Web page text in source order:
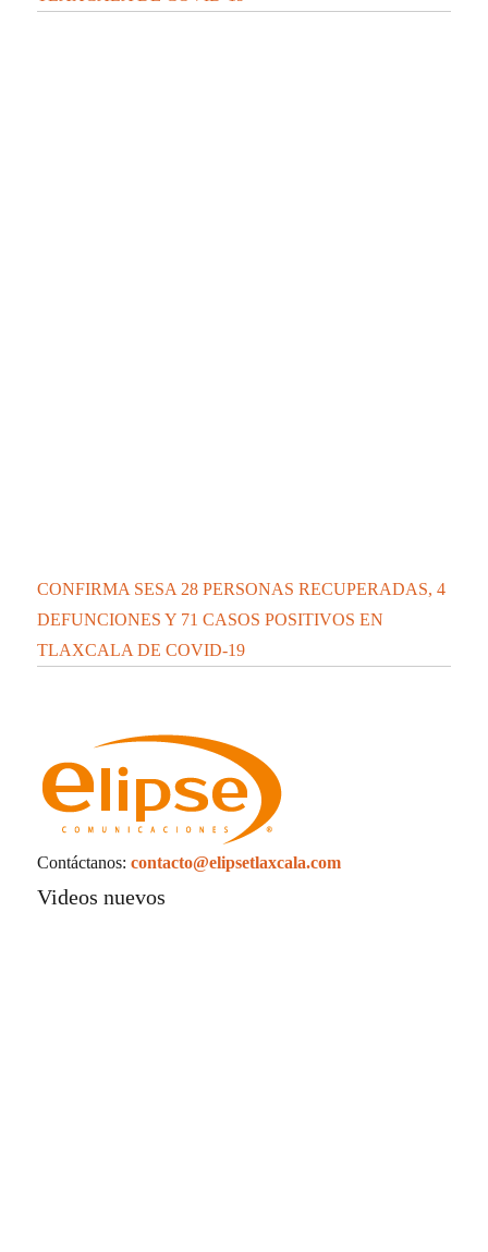
CONFIRMA SESA 28 PERSONAS RECUPERADAS, 4
DEFUNCIONES Y 71 CASOS POSITIVOS EN
TLAXCALA DE COVID-19
Contáctanos: contacto@elipsetlaxcala.com
Videos nuevos